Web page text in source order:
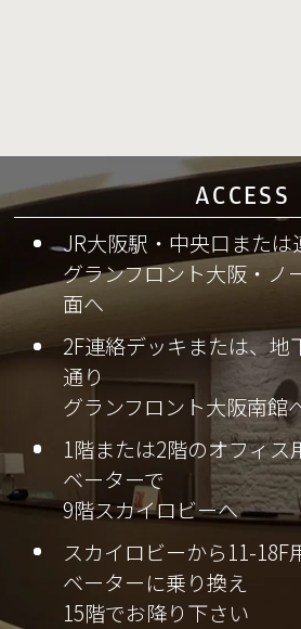
ACCESS
JR大阪駅・中央口また
グランフロント大阪・ノ
面へ
2F連絡デッキまたは、地
通り
グランフロント大阪南館
1階または2階のオフィス
ベーターで
9階スカイロビーへ
スカイロビーから11-18F
ベーターに乗り換え
15階でお降り下さい